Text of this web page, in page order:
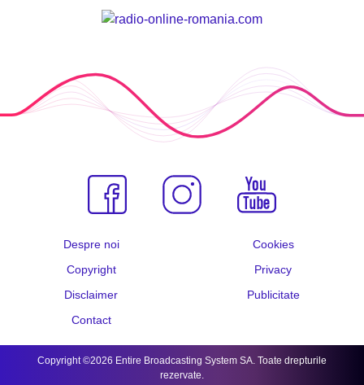
Despre noi
Cookies
Copyright
Privacy
Disclaimer
Publicitate
Contact
Copyright ©2026 Entire Broadcasting System SA. Toate drepturile
rezervate.